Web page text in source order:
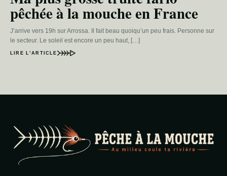
pêchée à la mouche en France
J’arrive vers 19h sur Arrossa. Il fait beau quoiqu’un peu frais. Personne sur
le secteur. Le soleil est encore un peu haut, […]
LIRE L’ARTICLE